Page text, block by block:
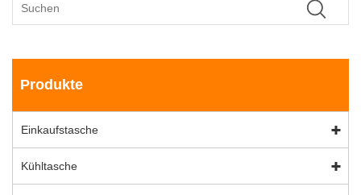
Produkte
Einkaufstasche
Kühltasche